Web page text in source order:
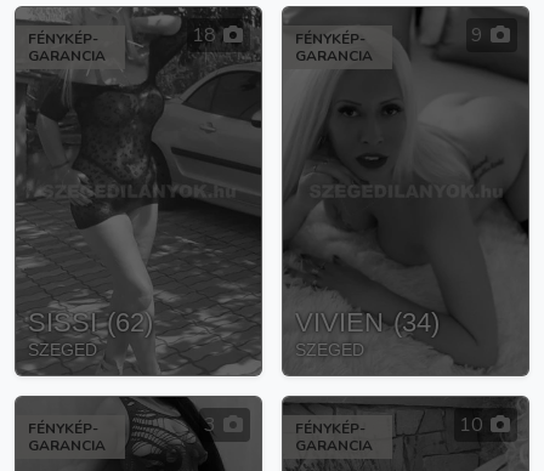
FÉNYKÉP-
GARANCIA
18
SISSI (62)
SZEGED
FÉNYKÉP-
GARANCIA
9
VIVIEN (34)
SZEGED
FÉNYKÉP-
GARANCIA
3
FÉNYKÉP-
GARANCIA
10